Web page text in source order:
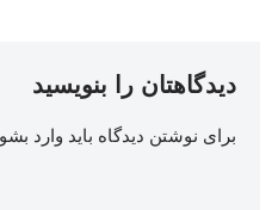
دیدگاهتان را بنویسید
برای نوشتن دیدگاه باید وارد